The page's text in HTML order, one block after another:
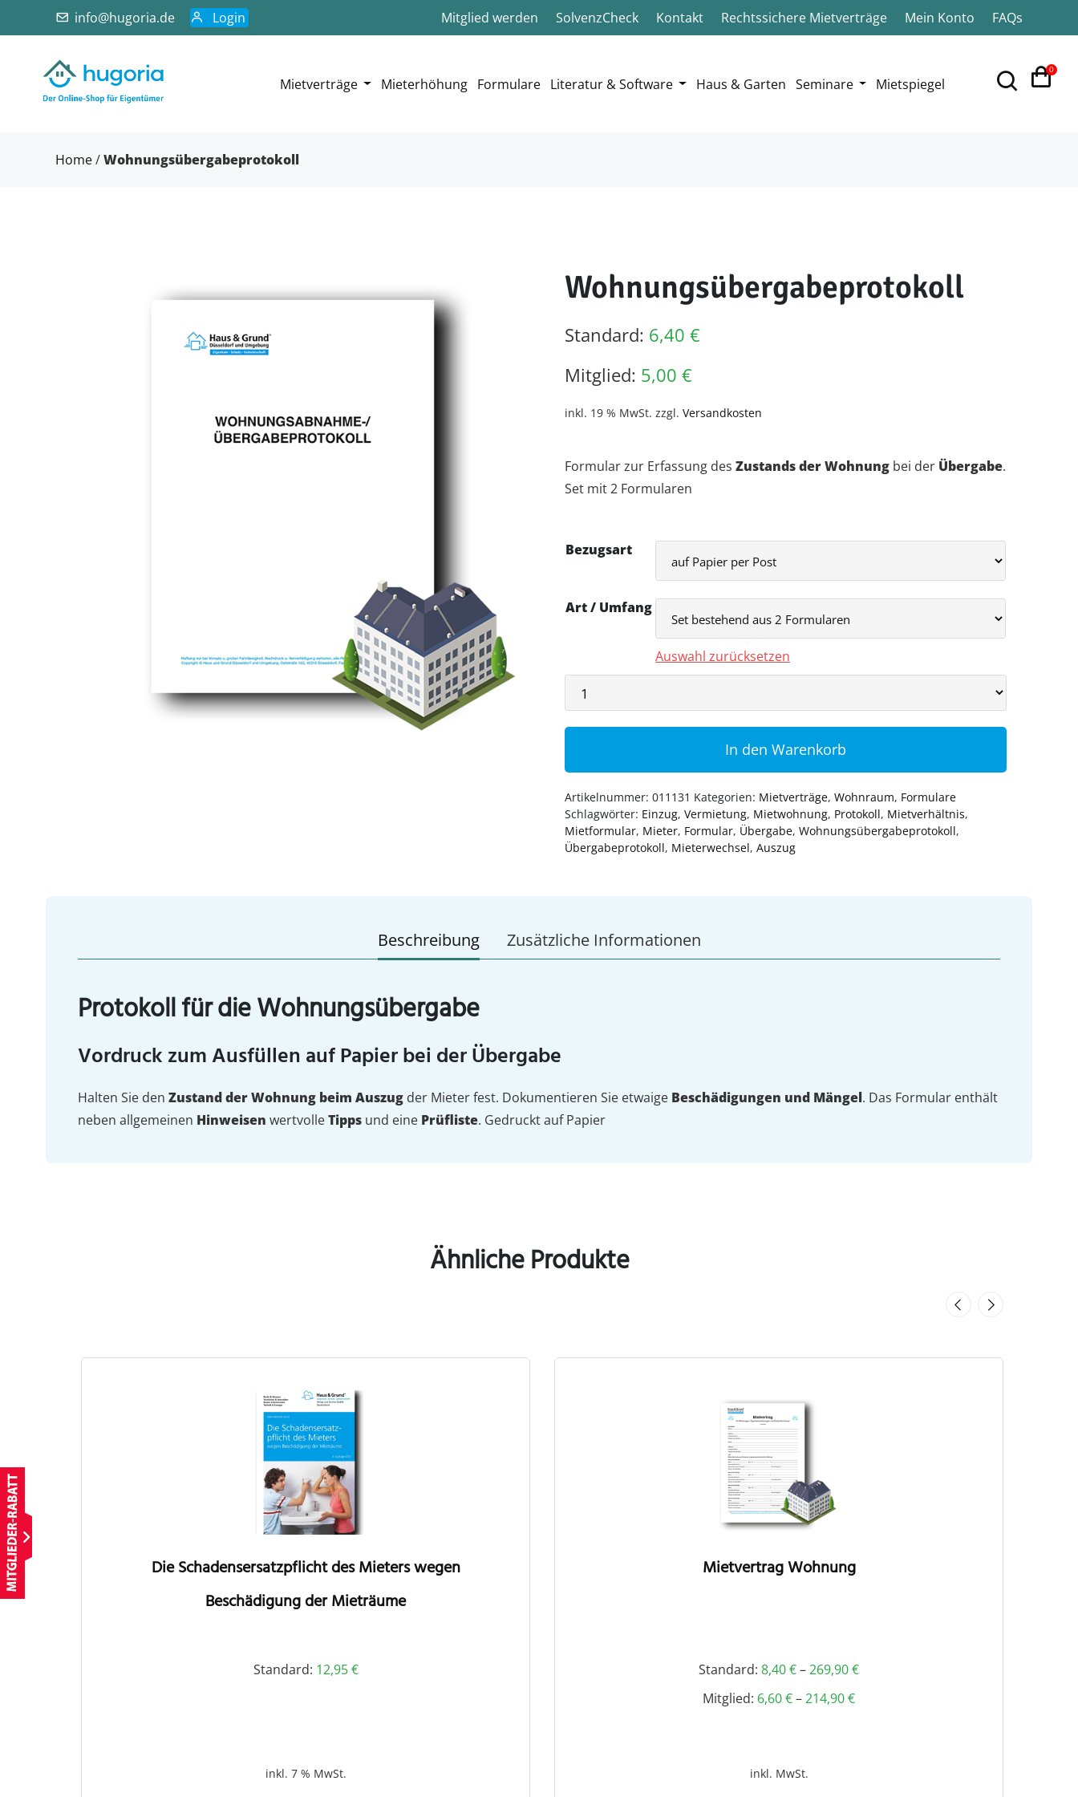
info@hugoria.de Login Mitglied werden SolvenzCheck Kontakt Rechtssichere Mietverträge Mein Konto FAQs
Mietverträge Mieterhöhung Formulare Literatur & Software Haus & Garten Seminare Mietspiegel
0
Home/Wohnungsübergabeprotokoll
Wohnungsübergabeprotokoll
Standard: 6,40 €
Mitglied: 5,00 €
inkl. 19 % MwSt. zzgl. Versandkosten
Formular zur Erfassung des Zustands der Wohnung bei der Übergabe.
Set mit 2 Formularen
Bezugsart
Art / Umfang
Auswahl zurücksetzen
In den Warenkorb
Artikelnummer: 011131 Kategorien: Mietverträge, Wohnraum, Formulare
Schlagwörter: Einzug, Vermietung, Mietwohnung, Protokoll, Mietverhältnis,
Mietformular, Mieter, Formular, Übergabe, Wohnungsübergabeprotokoll,
Übergabeprotokoll, Mieterwechsel, Auszug
Beschreibung Zusätzliche Informationen
Protokoll für die Wohnungsübergabe
Vordruck zum Ausfüllen auf Papier bei der Übergabe
Halten Sie den Zustand der Wohnung beim Auszug der Mieter fest. Dokumentieren Sie etwaige Beschädigungen und Mängel. Das Formular enthält
neben allgemeinen Hinweisen wertvolleTipps und eine Prüfliste. Gedruckt auf Papier
Ähnliche Produkte
Die Schadensersatzpflicht des Mieters wegen
Beschädigung der Mieträume
Standard: 12,95€
inkl. 7 % MwSt.
Mietvertrag Wohnung
Standard: 8,40€–269,90€
Mitglied: 6,60€–214,90€
inkl. MwSt.